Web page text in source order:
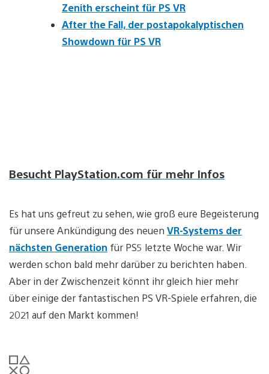
Zenith erscheint für PS VR
After the Fall, der postapokalyptischen
Showdown für PS VR
Besucht PlayStation.com für mehr Infos
Es hat uns gefreut zu sehen, wie groß eure Begeisterung
für unsere Ankündigung des neuen VR-Systems der
nächsten Generation für PS5 letzte Woche war. Wir
werden schon bald mehr darüber zu berichten haben.
Aber in der Zwischenzeit könnt ihr gleich hier mehr
über einige der fantastischen PS VR-Spiele erfahren, die
2021 auf den Markt kommen!